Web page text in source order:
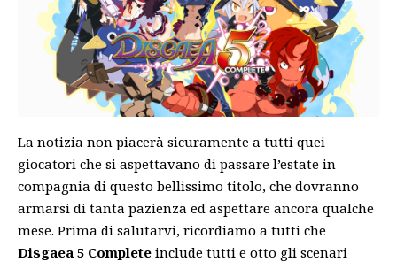
La notizia non piacerà sicuramente a tutti quei
giocatori che si aspettavano di passare l’estate in
compagnia di questo bellissimo titolo, che dovranno
armarsi di tanta pazienza ed aspettare ancora qualche
mese. Prima di salutarvi, ricordiamo a tutti che
Disgaea 5 Complete include tutti e otto gli scenari